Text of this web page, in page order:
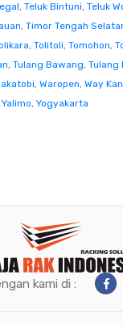
, Teluk Bintuni, Teluk
, Timor Tengah
, Tolitoli, Tomohon,
, Tulang Bawang, Tulang
, Waropen, Way
Yalimo, Yogyakarta
kami di :